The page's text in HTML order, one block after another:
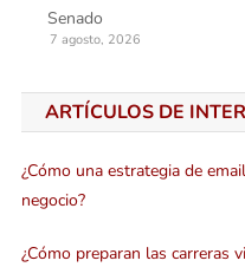
Senado
7 agosto, 2026
ARTÍCULOS DE
¿Cómo una estrategia de
negocio?
¿Cómo preparan las carreras